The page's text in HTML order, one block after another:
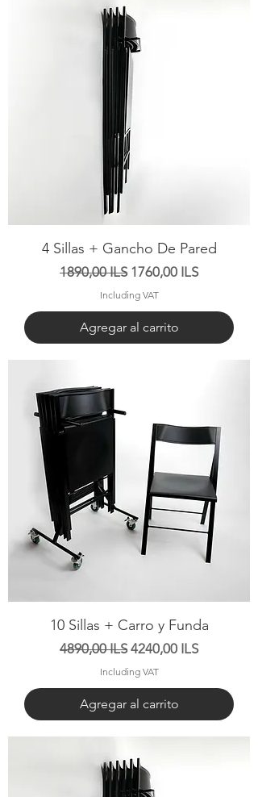
4 Sillas + Gancho De Pared
Precio
1890,00 ILS Precio de oferta
1760,00 ILS
Including VAT
Agregar al carrito
10 Sillas + Carro y Funda
Precio
4890,00 ILS Precio de oferta
4240,00 ILS
Including VAT
Agregar al carrito